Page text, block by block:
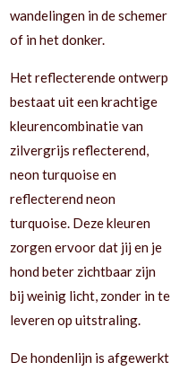
wandelingen in de schemer
of in het donker.
Het reflecterende ontwerp
bestaat uit een krachtige
kleurencombinatie van
zilvergrijs reflecterend,
neon turquoise en
reflecterend neon
turquoise. Deze kleuren
zorgen ervoor dat jij en je
hond beter zichtbaar zijn
bij weinig licht, zonder in te
leveren op uitstraling.
De hondenlijn is afgewerkt